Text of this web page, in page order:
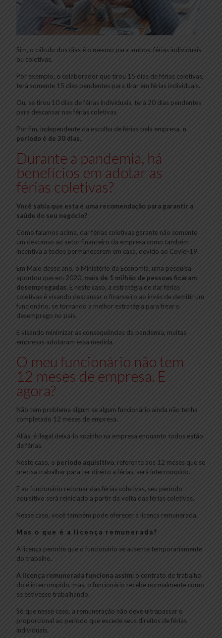
Sim, o cálculo dos dias é o mesmo para ambos: férias individuais
ou coletivas.
Por exemplo, o colaborador que tirou 15 dias de férias coletivas,
terá somente 15 dias pendentes para tirar em férias individuais.
Ou, se tirou 10 dias de férias individuais, terá 20 dias pendentes
para descansar nas férias coletivas.
Por fim, independente da escolha de férias pela empresa, o
período é de 30 dias.
Durante a pandemia, há
benefícios em adotar as
férias coletivas?
Você sabia que esta é uma recomendação para garantir a
saúde do seu negócio?
Como falamos acima, dar férias coletivas garante não somente
um descanso ao setor financeiro da empresa como também
incentiva a todos permanecerem em casa, devido ao Covid-19.
Em Maio desse ano, o Ministério da Economia, uma pesquisa
apontou que em 2020, mais de 1 milhão de pessoas ficaram
desempregadas. E neste caso, a estratégia de dar férias
coletivas é visando descansar o financeiro ao invés de demitir um
funcionário, se tornando a melhor estratégia para frear o
desemprego no país.
E visando minimizar as consequências da pandemia, muitas
empresas adotaram essa medida.
O meu funcionário não tem
12 meses de empresa. E
agora?
Não tem problema algum se algum funcionário ainda não tenha
completado 12 meses de empresa.
Aliás, é ilegal deixá-lo sozinho na empresa enquanto todos estão
de férias.
Neste caso, o período aquisitivo, referente aos 12 meses que se
precisa trabalhar para ter direito a férias, será interrompido.
E ao funcionário retornar das férias coletivas, seu período
aquisitivo será reiniciado a partir da volta das férias coletivas.
Nesse caso, você também pode oferecer a licença remunerada.
Mas o que é a licença remunerada?
A licença permite que o funcionário se ausente temporariamente
do trabalho.
A licença remunerada funciona assim: o contrato de trabalho
do é interrompido, mas, o funcionário recebe normalmente como
se estivesse trabalhando.
Só que nesse caso, a remuneração não deve ultrapassar o
proporcional ao período que excede seus direitos de férias
individuais.